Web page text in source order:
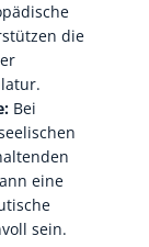
die
Bei
eine
sein.